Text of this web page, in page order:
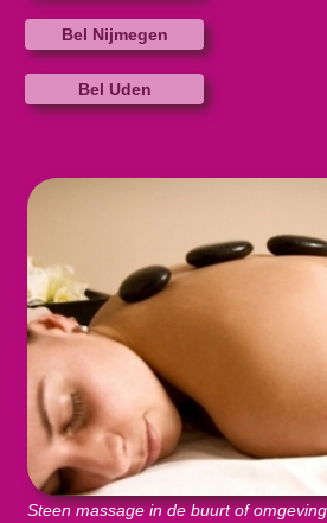
Bel Nijmegen
Bel Uden
Steen massage in de buurt of